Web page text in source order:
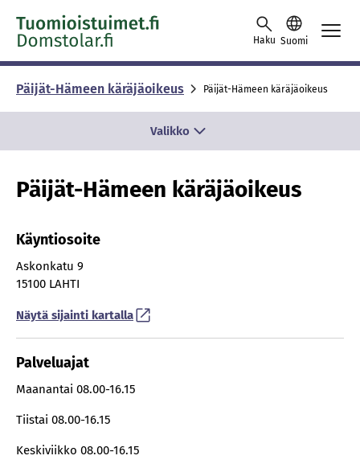
Skip to content -saavutettavuusohje
Haku Suomi
Päijät-Hämeen käräjäoikeus Päijät-Hämeen käräjäoikeus
Valikko
Päijät-Hämeen käräjäoikeus
Käyntiosoite
Askonkatu 9
15100 LAHTI
Näytä sijainti kartalla
Palveluajat
Maanantai 08.00-16.15
Tiistai 08.00-16.15
Keskiviikko 08.00-16.15